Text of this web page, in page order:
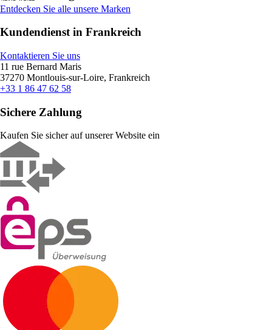
Entdecken Sie alle unsere Marken
Kundendienst in Frankreich
Kontaktieren Sie uns
11 rue Bernard Maris
37270 Montlouis-sur-Loire, Frankreich
+33 1 86 47 62 58
Sichere Zahlung
Kaufen Sie sicher auf unserer Website ein